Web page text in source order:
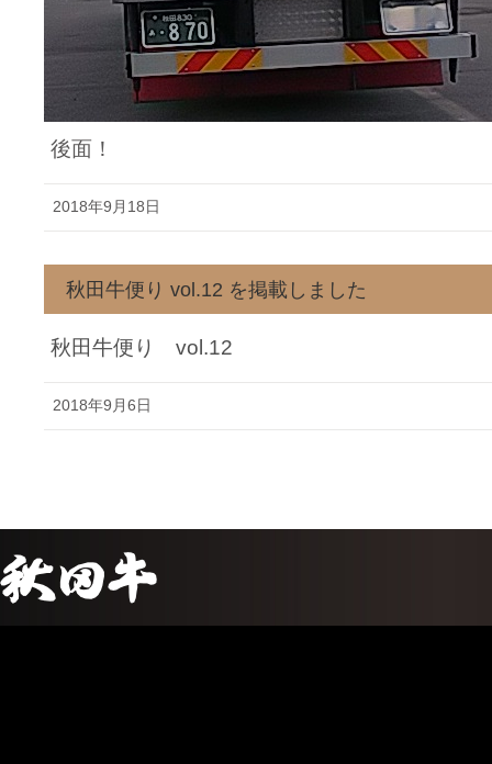
後面！
2018年9月18日
秋田牛便り vol.12 を掲載しました
秋田牛便り vol.12
2018年9月6日